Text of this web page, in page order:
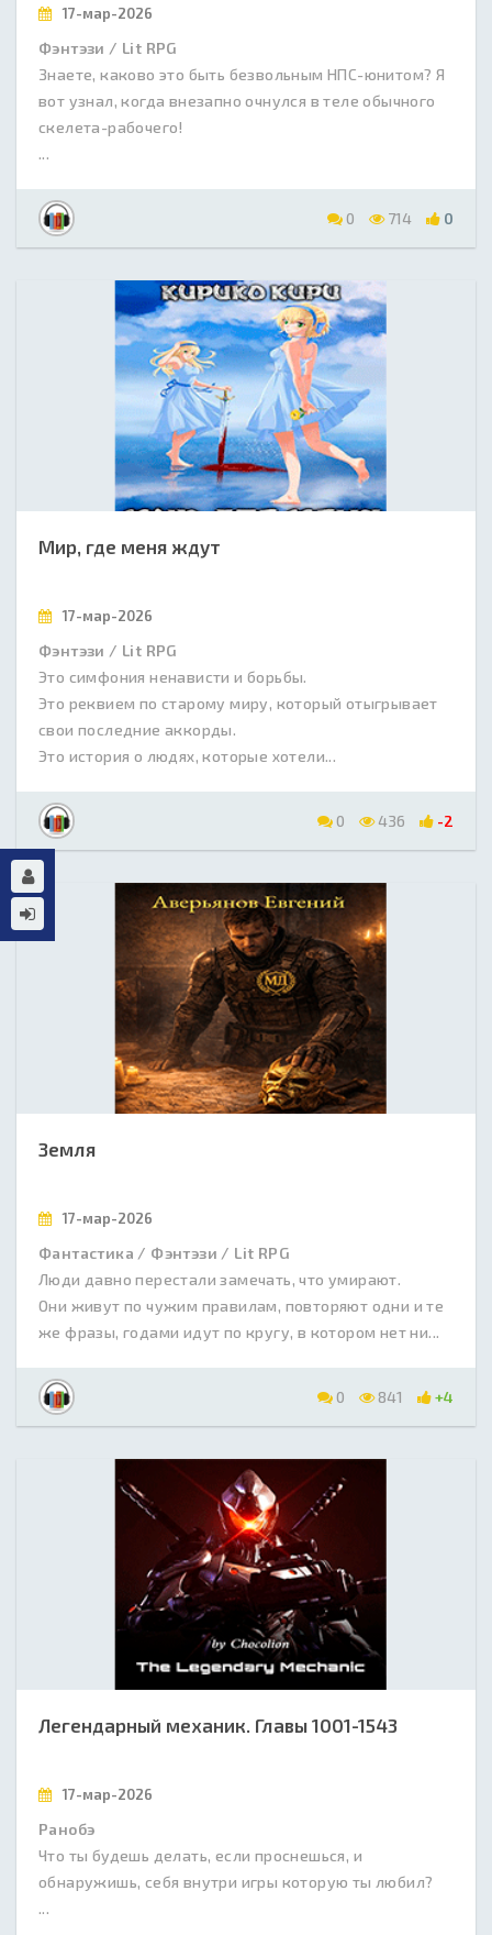
17-мар-2026
Фэнтэзи / Lit RPG
Знаете, каково это быть безвольным НПС-юнитом? Я
вот узнал, когда внезапно очнулся в теле обычного
скелета-рабочего!
...
0 714 0
Мир, где меня ждут
17-мар-2026
Фэнтэзи / Lit RPG
Это симфония ненависти и борьбы.
Это реквием по старому миру, который отыгрывает
свои последние аккорды.
Это история о людях, которые хотели...
0 436 -2
Земля
17-мар-2026
Фантастика / Фэнтэзи / Lit RPG
Люди давно перестали замечать, что умирают.
Они живут по чужим правилам, повторяют одни и те
же фразы, годами идут по кругу, в котором нет ни...
0 841 +4
Легендарный механик. Главы 1001-1543
17-мар-2026
Ранобэ
Что ты будешь делать, если проснешься, и
обнаружишь, себя внутри игры которую ты любил?
...